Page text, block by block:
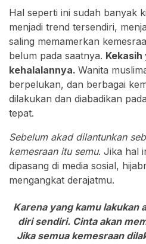
Hal seperti ini sudah banyak
menjadi trend tersendiri,
saling memamerkan
belum pada saatnya.
kehalalannya. Wanita
berpelukan, dan berbagai
dilakukan dan diabadikan
tepat.
Sebelum akad dilantunkan
kemesraan itu semu. Jika hal
dipasang di media sosial,
mengangkat derajatmu.
Karena yang kamu lakukan
diri sendiri. Cinta akan
Jika semua kemesraan